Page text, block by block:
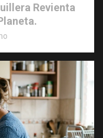
Revienta